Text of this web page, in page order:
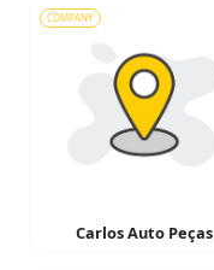
COMPANY
Carlos Auto Peças